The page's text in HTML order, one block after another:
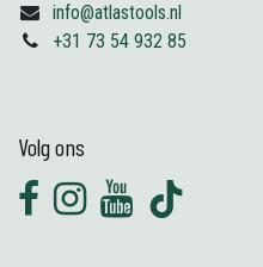
info@atlastools.nl
+31 73 54 932 85
Volg ons